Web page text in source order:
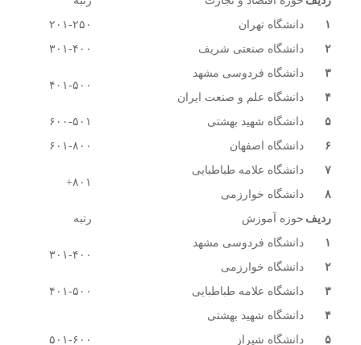
۱
دانشگاه تهران
۲۰۱-۲۵۰
۲
دانشگاه صنعتی شریف
۳۰۱-۴۰۰
۳
دانشگاه فردوسی مشهد
۴۰۱-۵۰۰
۴
دانشگاه علم و صنعت ایران
۵
دانشگاه شهید بهشتی
۶۰۰-۵۰۱
۶
دانشگاه اصفهان
۶۰۱-۸۰۰
۷
دانشگاه علامه طباطبایی
۸۰۱+
۸
دانشگاه خوارزمی
ردیف حوزه آموزش
رتبه
۱
دانشگاه فردوسی مشهد
۳۰۱-۴۰۰
۲
دانشگاه خوارزمی
۳
دانشگاه علامه طباطبایی
۴۰۱-۵۰۰
۴
دانشگاه شهید بهشتی
۵۰۱-۶۰۰
۵
دانشگاه شیراز